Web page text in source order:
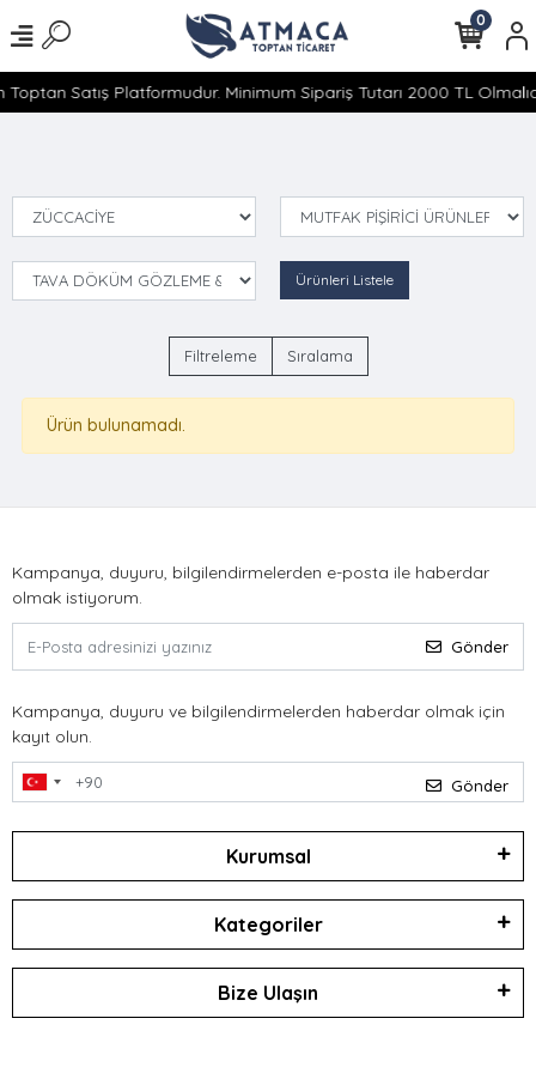
Satış Platformudur. Minimum Sipariş Tutarı 2000 TL
0
Ürünleri Listele
Filtreleme Sıralama
Ürün bulunamadı.
Kampanya, duyuru, bilgilendirmelerden e-posta ile haberdar
olmak istiyorum.
Gönder
Kampanya, duyuru ve bilgilendirmelerden haberdar olmak için
kayıt olun.
Gönder
Kurumsal
Kategoriler
Bize Ulaşın